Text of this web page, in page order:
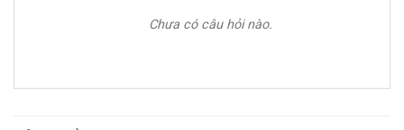
Chưa có câu hỏi nào.